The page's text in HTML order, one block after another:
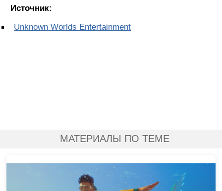
Источник:
Unknown Worlds Entertainment
МАТЕРИАЛЫ ПО ТЕМЕ